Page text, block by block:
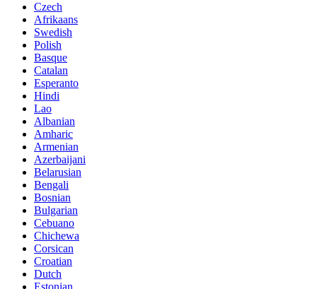
Czech
Afrikaans
Swedish
Polish
Basque
Catalan
Esperanto
Hindi
Lao
Albanian
Amharic
Armenian
Azerbaijani
Belarusian
Bengali
Bosnian
Bulgarian
Cebuano
Chichewa
Corsican
Croatian
Dutch